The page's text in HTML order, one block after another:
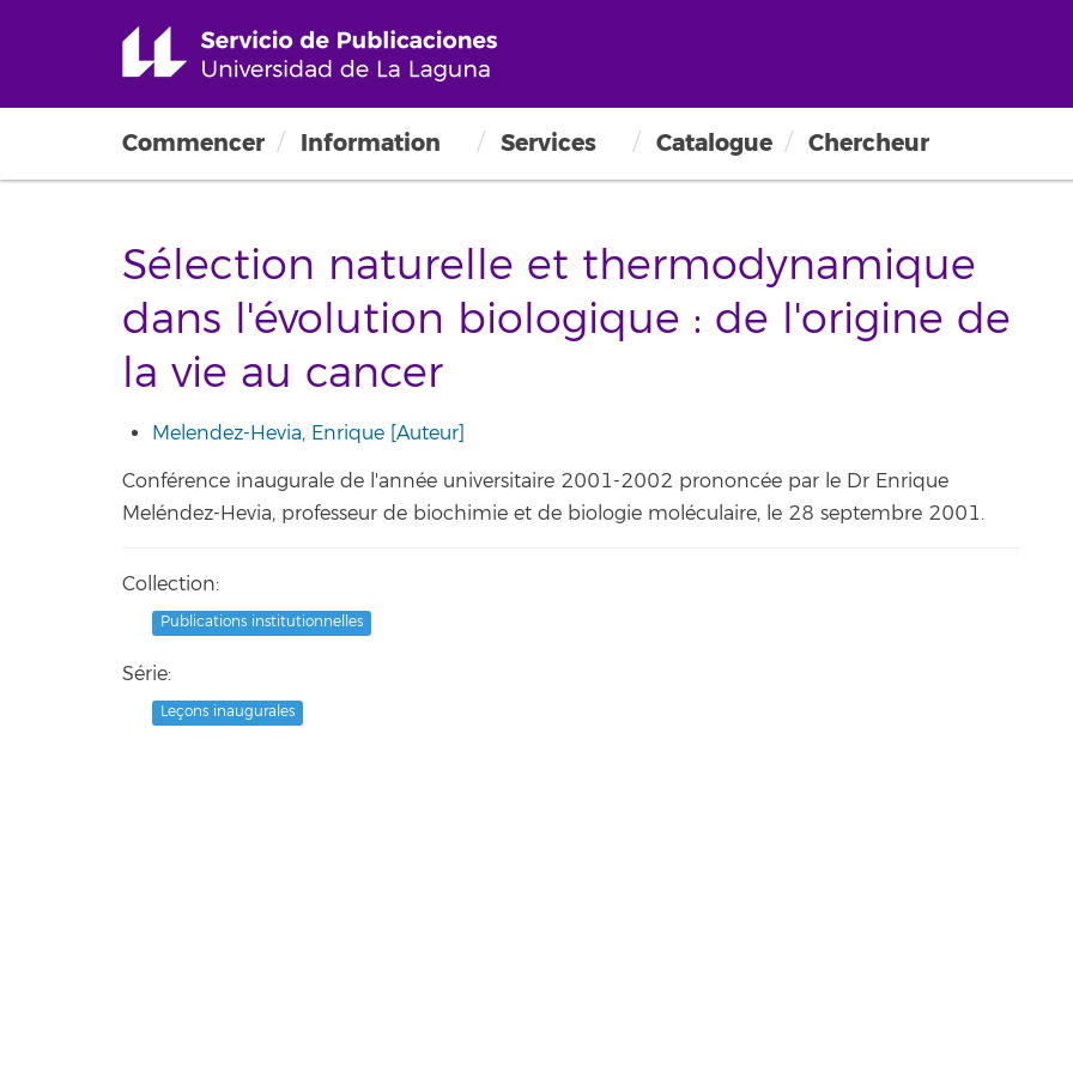
Commencer Information Services Catalogue Chercheur
Sélection naturelle et thermodynamique
dans l'évolution biologique : de l'origine de
la vie au cancer
Melendez-Hevia, Enrique [Auteur]
Conférence inaugurale de l'année universitaire 2001-2002 prononcée par le Dr Enrique
Meléndez-Hevia, professeur de biochimie et de biologie moléculaire, le 28 septembre 2001.
Collection:
Publications institutionnelles
Série:
Leçons inaugurales